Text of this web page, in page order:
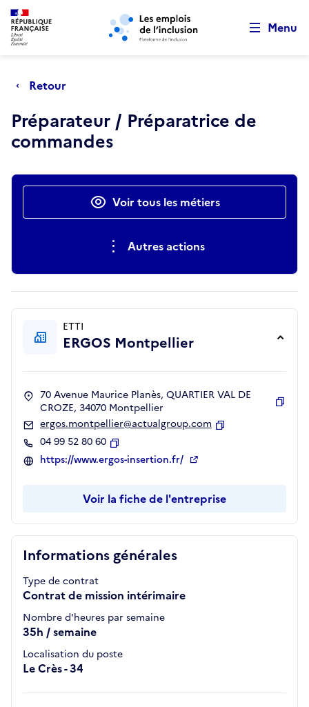
Aller au menu principal Aller au contenu principal
Menu
Retour
Préparateur / Préparatrice de
commandes
Actions rapidesVoir tous les métiers
Autres actions
Informations générales
Type de contrat
Contrat de mission intérimaire
Nombre d'heures par semaine
35h / semaine
Localisation du poste
Le Crès - 34
ETTI
ERGOS Montpellier
70 Avenue Maurice Planès, QUARTIER VAL DE
CROZE, 34070 Montpellier
ergos.montpellier@actualgroup.com
04 99 52 80 60
Copier
https://www.ergos-insertion.fr/
Voir la fiche de l'entreprise
Retour au début de la page
Panneau de gestion des cookies